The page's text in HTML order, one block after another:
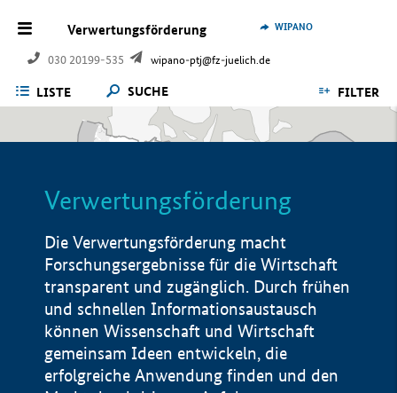
Verwertungsförderung
030 20199-535 wipano-ptj@fz-juelich.de
WIPANO
LISTE SUCHE FILTER
Verwertungsförderung
Die Verwertungsförderung macht
Forschungsergebnisse für die Wirtschaft
transparent und zugänglich. Durch frühen
und schnellen Informationsaustausch
können Wissenschaft und Wirtschaft
gemeinsam Ideen entwickeln, die
erfolgreiche Anwendung finden und den